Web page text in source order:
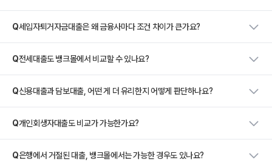
Q세입자퇴거자금대출은 왜 금융사마다 조건 차이가 큰가요?
Q전세대출도 뱅크몰에서 비교할 수 있나요?
Q신용대출과 담보대출, 어떤 게 더 유리한지 어떻게 판단하나요?
Q개인회생자대출도 비교가 가능한가요?
Q은행에서 거절된 대출, 뱅크몰에서는 가능한 경우도 있나요?